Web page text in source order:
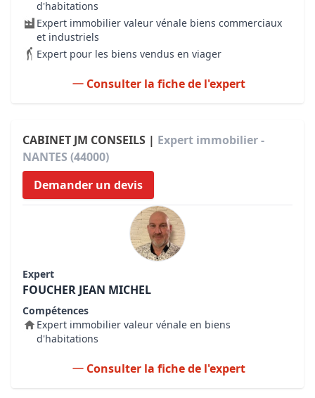
d'habitations
Expert immobilier valeur vénale biens commerciaux
et industriels
Expert pour les biens vendus en viager
Consulter la fiche de l'expert
CABINET JM CONSEILS | Expert immobilier -
NANTES (44000)
Demander un devis
Expert
FOUCHER JEAN MICHEL
Compétences
Expert immobilier valeur vénale en biens
d'habitations
Consulter la fiche de l'expert